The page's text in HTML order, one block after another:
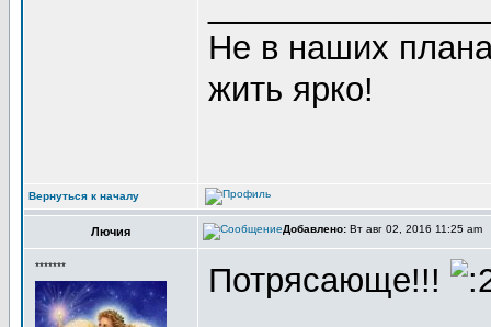
Не в наших
жить ярко!
Вернуться к началу
Лючия Добавлено: Вт авг 02, 2016 11:25 am
******* Потрясающе!!!